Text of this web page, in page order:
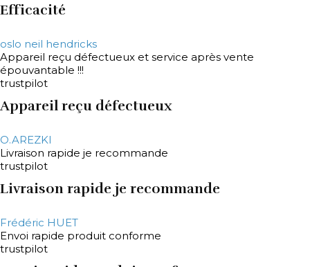
Efficacité
oslo neil hendricks
Appareil reçu défectueux et service après vente
épouvantable !!!
trustpilot
Appareil reçu défectueux
O.AREZKI
Livraison rapide je recommande
trustpilot
Livraison rapide je recommande
Frédéric HUET
Envoi rapide produit conforme
trustpilot